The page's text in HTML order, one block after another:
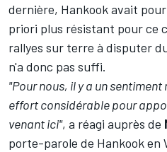
dernière, Hankook avait
priori plus résistant pour ce
rallyes sur terre à disputer
n'a donc pas suffi.
"Pour nous, il y a un
effort considérable pour
venant ici", a réagi auprès de
porte-parole de Hankook en